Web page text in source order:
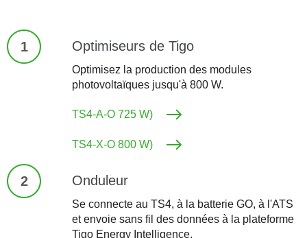
1 Optimiseurs de Tigo
Optimisez la production des modules
photovoltaïques jusqu'à 800 W.
TS4-A-O 725 W)
TS4-X-O 800 W)
2 Onduleur
Se connecte au TS4, à la batterie GO, à l'ATS
et envoie sans fil des données à la plateforme
Tigo Energy Intelligence.